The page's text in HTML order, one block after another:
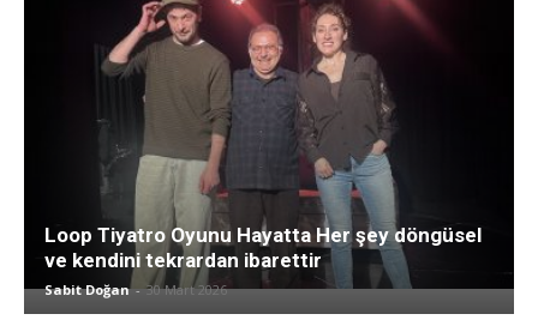
Loop Tiyatro Oyunu Hayatta Her şey döngüsel
ve kendini tekrardan ibarettir
Sabit Doğan - 30 Mart 2026